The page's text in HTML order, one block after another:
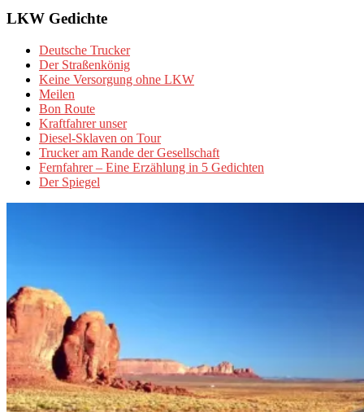
LKW Gedichte
Deutsche Trucker
Der Straßenkönig
Keine Versorgung ohne LKW
Meilen
Bon Route
Kraftfahrer unser
Diesel-Sklaven on Tour
Trucker am Rande der Gesellschaft
Fernfahrer – Eine Erzählung in 5 Gedichten
Der Spiegel